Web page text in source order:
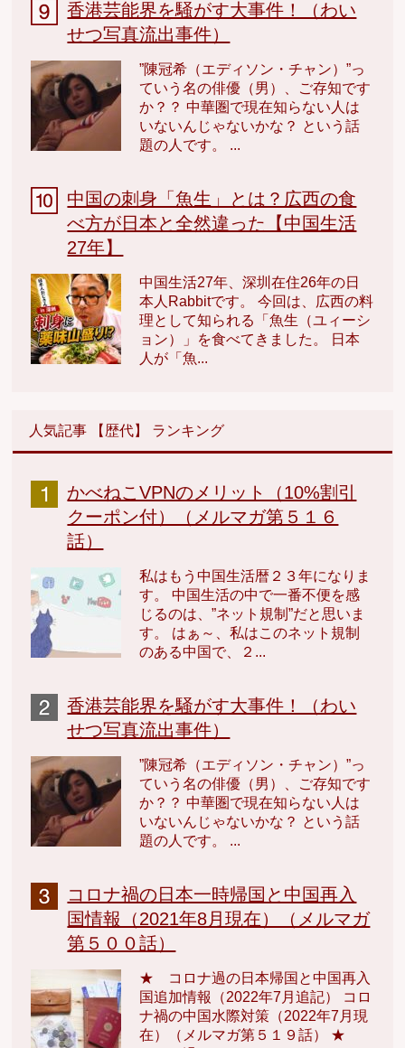
香港芸能界を騒がす大事件！（わい
せつ写真流出事件）
”陳冠希（エディソン・チャン）”っ
ていう名の俳優（男）、ご存知です
か？？ 中華圏で現在知らない人は
いないんじゃないかな？ という話
題の人です。 ...
中国の刺身「魚生」とは？広西の食
べ方が日本と全然違った【中国生活
27年】
中国生活27年、深圳在住26年の日
本人Rabbitです。 今回は、広西の料
理として知られる「魚生（ユィーシ
ョン）」を食べてきました。 日本
人が「魚...
人気記事 【歴代】 ランキング
かべねこVPNのメリット（10%割引
クーポン付）（メルマガ第５１６
話）
私はもう中国生活暦２３年になりま
す。 中国生活の中で一番不便を感
じるのは、”ネット規制”だと思いま
す。 はぁ～、私はこのネット規制
のある中国で、２...
香港芸能界を騒がす大事件！（わい
せつ写真流出事件）
”陳冠希（エディソン・チャン）”っ
ていう名の俳優（男）、ご存知です
か？？ 中華圏で現在知らない人は
いないんじゃないかな？ という話
題の人です。 ...
コロナ禍の日本一時帰国と中国再入
国情報（2021年8月現在）（メルマガ
第５００話）
★ コロナ過の日本帰国と中国再入
国追加情報（2022年7月追記） コロ
ナ禍の中国水際対策（2022年7月現
在）（メルマガ第５１９話） ★